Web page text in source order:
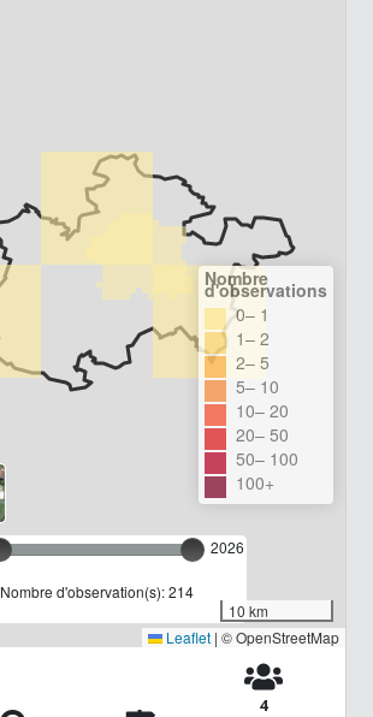
2026
Nombre d'observation(s): 214
Nombre
d'observations
0– 1
1– 2
2– 5
5– 10
10– 20
20– 50
50– 100
100+
10 km
Leaflet | © OpenStreetMap
4